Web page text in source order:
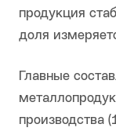
продукция
доля
Главные
производства